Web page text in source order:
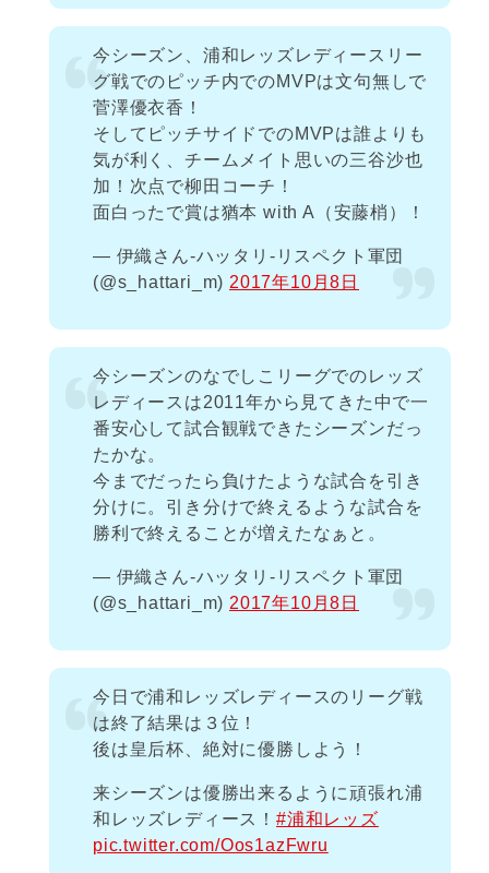
今シーズン、浦和レッズレディースリー
グ戦でのピッチ内でのMVPは文句無しで
菅澤優衣香！
そしてピッチサイドでのMVPは誰よりも
気が利く、チームメイト思いの三谷沙也
加！次点で柳田コーチ！
面白ったで賞は猶本 with A（安藤梢）！
— 伊織さん-ハッタリ-リスペクト軍団
(@s_hattari_m) 2017年10月8日
今シーズンのなでしこリーグでのレッズ
レディースは2011年から見てきた中で一
番安心して試合観戦できたシーズンだっ
たかな。
今までだったら負けたような試合を引き
分けに。引き分けで終えるような試合を
勝利で終えることが増えたなぁと。
— 伊織さん-ハッタリ-リスペクト軍団
(@s_hattari_m) 2017年10月8日
今日で浦和レッズレディースのリーグ戦
は終了結果は３位！
後は皇后杯、絶対に優勝しよう！
来シーズンは優勝出来るように頑張れ浦
和レッズレディース！#浦和レッズ
pic.twitter.com/Oos1azFwru